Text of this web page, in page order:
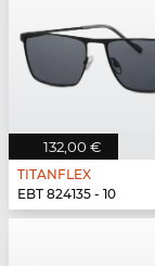
132,00 €
TITANFLEX
EBT 824135 - 10